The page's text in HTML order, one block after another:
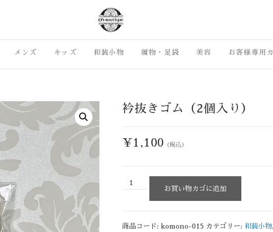
市の七五三・成人式振袖 カジュアルきも
O's Boutique
いカジュアル着物を集めました。ワクワクする様
着物をご提案。沼津市・三島市の七五三・成人
メンズ キッズ 和装小物 履物・足袋 美容 お客様専用
衿抜きゴム（2個入り）
¥1,100 (税込)
お買い物カゴに追加
商品コード: komono-015 カテゴリー: 和装小物,